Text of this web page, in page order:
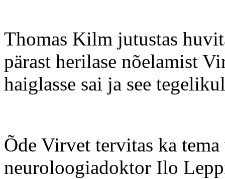
Thomas Kilm jutustas
pärast herilase nõelamist
haiglasse sai ja see
Õde Virvet tervitas ka
neuroloogiadoktor Ilo